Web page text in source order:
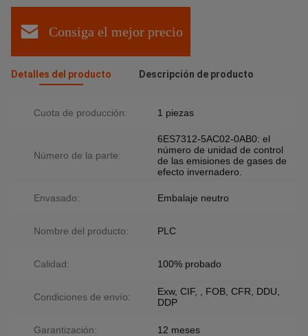
Consiga el mejor precio
Detalles del producto Descripción de producto
Cuota de producción: 1 piezas
Número de la parte:
6ES7312-5AC02-0AB0: el
número de unidad de control
de las emisiones de gases de
efecto invernadero.
Envasado: Embalaje neutro
Nombre del producto: PLC
Calidad: 100% probado
Condiciones de envío:
Exw, CIF, , FOB, CFR, DDU,
DDP
Garantización: 12 meses